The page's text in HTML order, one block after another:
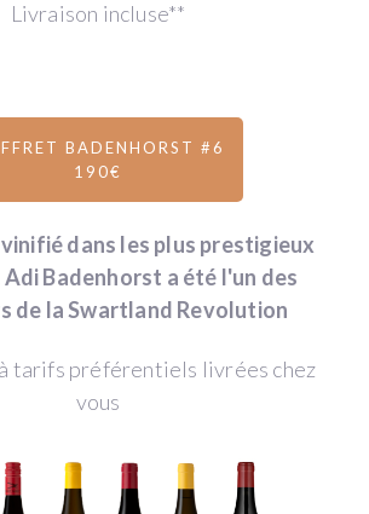
Livraison incluse**
BADENHORST #6
190€
dans les plus prestigieux
Adi Badenhorst a été l'un des
de la Swartland Revolution
tarifs préférentiels livrées chez
vous